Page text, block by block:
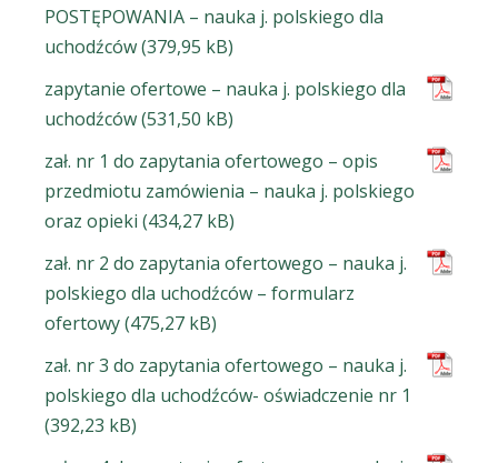
POSTĘPOWANIA – nauka j. polskiego dla
uchodźców
zapytanie ofertowe – nauka j. polskiego dla
uchodźców
zał. nr 1 do zapytania ofertowego – opis
przedmiotu zamówienia – nauka j. polskiego
oraz opieki
zał. nr 2 do zapytania ofertowego – nauka j.
polskiego dla uchodźców – formularz
ofertowy
zał. nr 3 do zapytania ofertowego – nauka j.
polskiego dla uchodźców- oświadczenie nr 1